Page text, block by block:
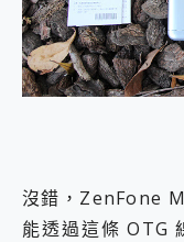
沒錯，ZenFone
能透過這條 OTG